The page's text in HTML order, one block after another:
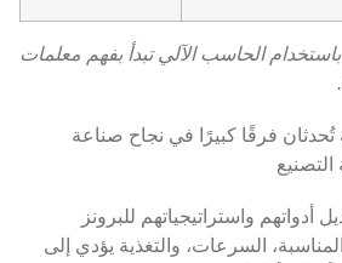
الحاسب الآلي تبدأ بفهم معلمات
تُحدثان فرقًا كبيرًا في نجاح صناعة
أدواتهم واستراتيجياتهم للبرونز
المناسبة، السرعات، والتغذية يؤدي إلى